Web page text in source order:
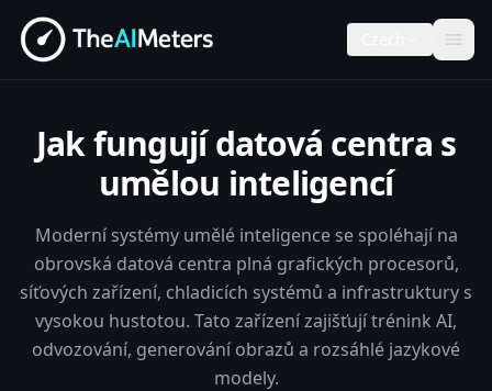
Jak fungují datová centra s
umělou inteligencí
Moderní systémy umělé inteligence se spoléhají na
obrovská datová centra plná grafických procesorů,
síťových zařízení, chladicích systémů a infrastruktury s
vysokou hustotou. Tato zařízení zajišťují trénink AI,
odvozování, generování obrazů a rozsáhlé jazykové
modely.